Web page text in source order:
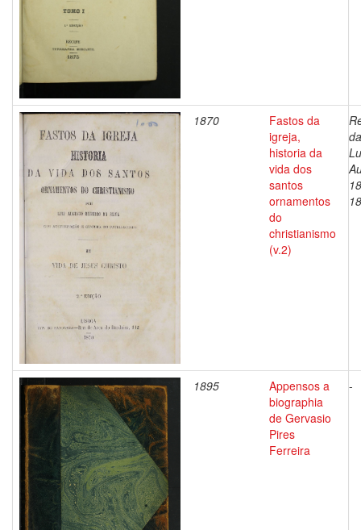
1870
Fastos da
igreja,
historia da
vida dos
santos
ornamentos
do
christianismo
(v.2)
1895
Appensos a
biographia
de Gervasio
Pires
Ferreira
-